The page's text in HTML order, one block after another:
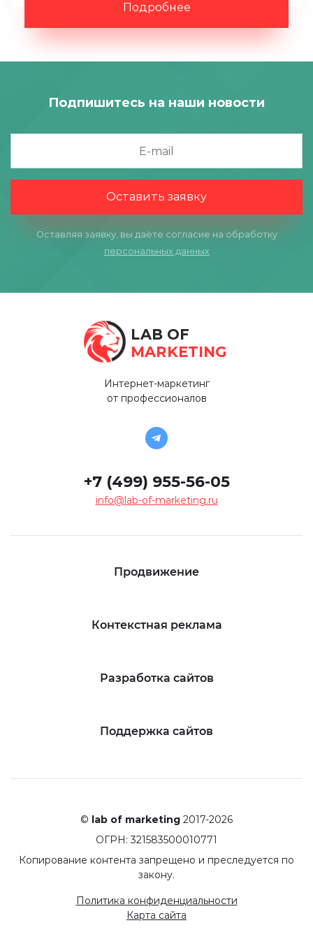
Подробнее
Подпишитесь на наши новости
Оставить заявку
Оставляя заявку, вы даёте согласие на обработку
персональных данных
LAB OF
MARKETING
Интернет-маркетинг
от профессионалов
+7 (499) 955-56-05
info@lab-of-marketing.ru
Продвижение
Контекстная реклама
Разработка сайтов
Поддержка сайтов
© lab of marketing 2017-2026
ОГРН: 321583500010771
Копирование контента запрещено и преследуется по
закону.
Политика конфиденциальности
Карта сайта